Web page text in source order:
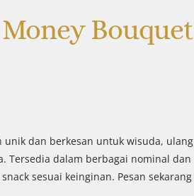
Bouquet
dan berkesan untuk wisuda, ulang
Tersedia dalam berbagai nominal dan
sesuai keinginan. Pesan sekarang